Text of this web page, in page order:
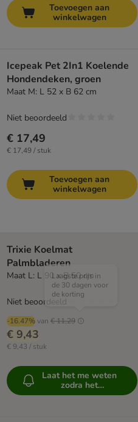
Toevoegen aan
winkelwagen
Icepeak Pet 2In1 Koelende
Hondendeken, groen
Maat M: L 52 x B 62 cm
€ 17,49
€ 17,49 / stuk
Niet beoordeeld
Toevoegen aan
winkelwagen
Trixie Koelmat
Palmbladeren
Maat L: L 90 x B 50 cm
-16.47%van € 11,29
Laagste prijs in
de 30 dagen voor
de korting
€ 9,43
€ 9,43 / stuk
Niet beoordeeld
Laat het me weten
zodra het
beschikbaar is